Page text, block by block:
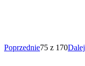
Poprzednie75 z 170Dalej